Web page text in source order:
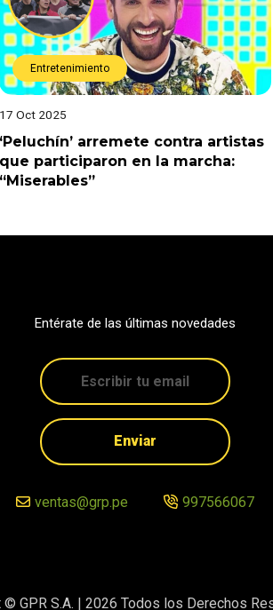
Entretenimiento
17 Oct 2025
‘Peluchín’ arremete contra artistas
que participaron en la marcha:
“Miserables”
Entérate de las últimas novedades
Enviar
ventas@grp.pe 997566067
GPR S.A. | 2026 Todos los Derechos